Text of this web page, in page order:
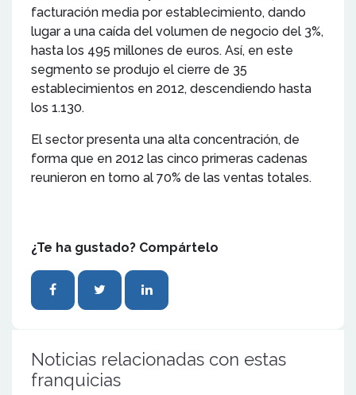
facturación media por establecimiento, dando
lugar a una caída del volumen de negocio del 3%,
hasta los 495 millones de euros. Así, en este
segmento se produjo el cierre de 35
establecimientos en 2012, descendiendo hasta
los 1.130.
El sector presenta una alta concentración, de
forma que en 2012 las cinco primeras cadenas
reunieron en torno al 70% de las ventas totales.
¿Te ha gustado? Compártelo
Noticias relacionadas con estas
franquicias